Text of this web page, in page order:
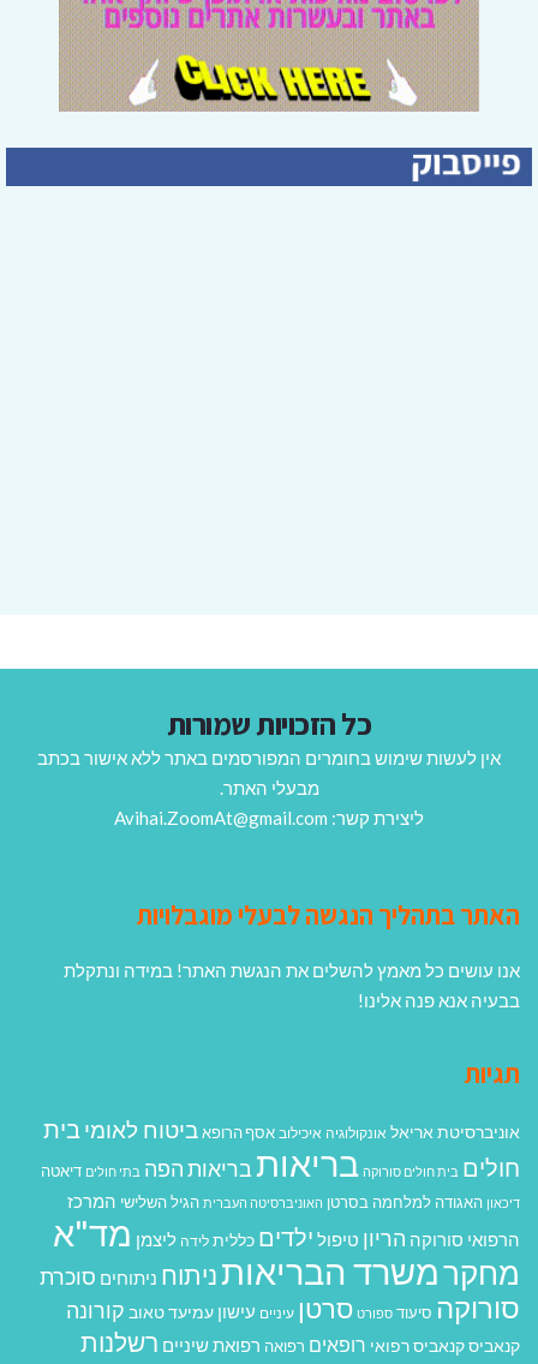
כל הזכויות שמורות
אין לעשות שימוש בחומרים המפורסמים באתר ללא אישור בכתב
מבעלי האתר.
ליצירת קשר: Avihai.ZoomAt@gmail.com
האתר בתהליך הנגשה לבעלי מוגבלויות
אנו עושים כל מאמץ להשלים את הנגשת האתר! במידה ונתקלת
בבעיה אנא פנה אלינו!
תגיות
אוניברסיטת אריאל אונקולוגיה איכילוב אסף הרופא ביטוח לאומיבית
חולים בית חולים סורוקה בריאותבריאות הפה בתי חולים דיאטה
דיכאון האגודה למלחמה בסרטן האוניברסיטה העברית הגיל השלישי המרכז
הרפואי סורוקה הריון טיפול ילדים כללית לידה ליצמן מד"א
מחקרמשרד הבריאותניתוח ניתוחים סוכרת
סורוקה סיעוד ספורט סרטן עיניים עישון עמיעד טאוב קורונה
קנאביסקנאביס רפואי רופאים רפואה רפואת שיניים רשלנות